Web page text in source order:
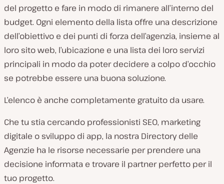
del progetto e fare in modo di rimanere all’interno del
budget. Ogni elemento della lista offre una descrizione
dell’obiettivo e dei punti di forza dell’agenzia, insieme al
loro sito web, l’ubicazione e una lista dei loro servizi
principali in modo da poter decidere a colpo d’occhio
se potrebbe essere una buona soluzione.
L’elenco è anche completamente gratuito da usare.
Che tu stia cercando professionisti SEO, marketing
digitale o sviluppo di app, la nostra Directory delle
Agenzie ha le risorse necessarie per prendere una
decisione informata e trovare il partner perfetto per il
tuo progetto.